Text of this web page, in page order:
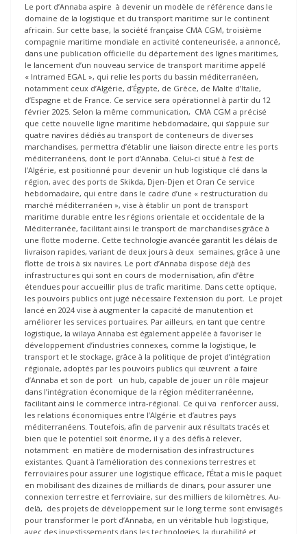
Le port d’Annaba aspire à devenir un modèle de référence dans le
domaine de la logistique et du transport maritime sur le continent
africain. Sur cette base, la société française CMA CGM, troisième
compagnie maritime mondiale en activité conteneurisée, a annoncé,
dans une publication officielle du département des lignes maritimes,
le lancement d’un nouveau service de transport maritime appelé
« Intramed EGAL », qui relie les ports du bassin méditerranéen,
notamment ceux d’Algérie, d’Égypte, de Grèce, de Malte d’Italie,
d’Espagne et de France. Ce service sera opérationnel à partir du 12
février 2025. Selon la même communication, CMA CGM a précisé
que cette nouvelle ligne maritime hebdomadaire, qui s’appuie sur
quatre navires dédiés au transport de conteneurs de diverses
marchandises, permettra d’établir une liaison directe entre les ports
méditerranéens, dont le port d’Annaba. Celui-ci situé à l’est de
l’Algérie, est positionné pour devenir un hub logistique clé dans la
région, avec des ports de Skikda, Djen-Djen et Oran Ce service
hebdomadaire, qui entre dans le cadre d’une « restructuration du
marché méditerranéen », vise à établir un pont de transport
maritime durable entre les régions orientale et occidentale de la
Méditerranée, facilitant ainsi le transport de marchandises grâce à
une flotte moderne. Cette technologie avancée garantit les délais de
livraison rapides, variant de deux jours à deux semaines, grâce à une
flotte de trois à six navires. Le port d’Annaba dispose déjà des
infrastructures qui sont en cours de modernisation, afin d’être
étendues pour accueillir plus de trafic maritime. Dans cette optique,
les pouvoirs publics ont jugé nécessaire l’extension du port. Le projet
lancé en 2024 vise à augmenter la capacité de manutention et
améliorer les services portuaires. Par ailleurs, en tant que centre
logistique, la wilaya Annaba est également appelée à favoriser le
développement d’industries connexes, comme la logistique, le
transport et le stockage, grâce à la politique de projet d’intégration
régionale, adoptés par les pouvoirs publics qui œuvrent a faire
d’Annaba et son de port un hub, capable de jouer un rôle majeur
dans l’intégration économique de la région méditerranéenne,
facilitant ainsi le commerce intra-régional. Ce qui va renforcer aussi,
les relations économiques entre l’Algérie et d’autres pays
méditerranéens. Toutefois, afin de parvenir aux résultats tracés et
bien que le potentiel soit énorme, il y a des défis à relever,
notamment en matière de modernisation des infrastructures
existantes. Quant à l’amélioration des connexions terrestres et
ferroviaires pour assurer une logistique efficace, l’État a mis le paquet
en mobilisant des dizaines de milliards de dinars, pour assurer une
connexion terrestre et ferroviaire, sur des milliers de kilomètres. Au-
delà, des projets de développement sur le long terme sont envisagés
pour transformer le port d’Annaba, en un véritable hub logistique,
avec des investissements dans les technologies, la durabilité et